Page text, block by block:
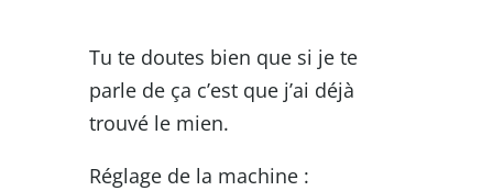
Tu te doutes bien que si je te
parle de ça c’est que j’ai déjà
trouvé le mien.
Réglage de la machine :